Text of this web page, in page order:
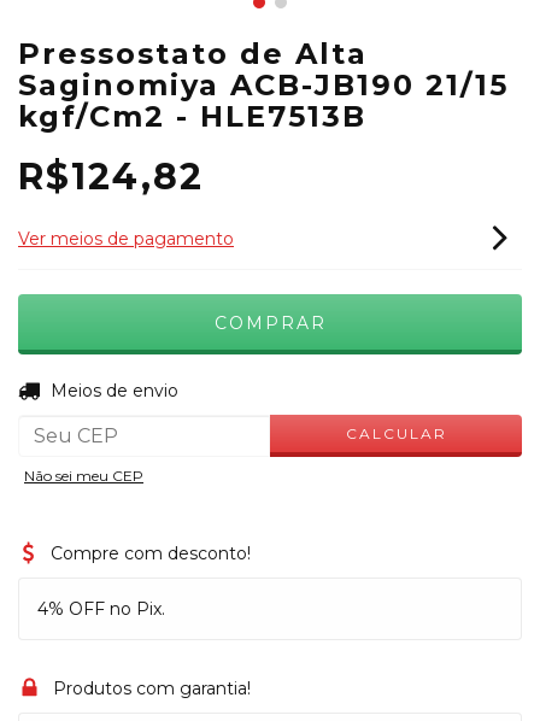
Pressostato de Alta
Saginomiya ACB-JB190 21/15
kgf/Cm2 - HLE7513B
R$124,82
Ver meios de pagamento
Entregas para o CEP:
Meios de envio
CALCULAR
Não sei meu CEP
Compre com desconto!
4% OFF no Pix.
Produtos com garantia!